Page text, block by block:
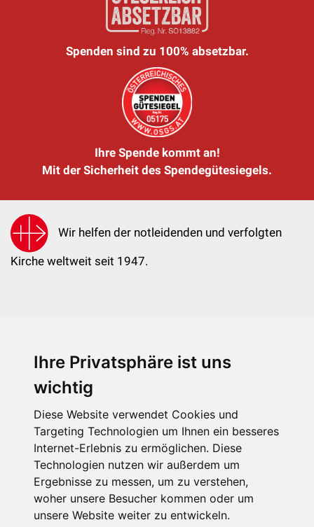
Ihre Privatsphäre ist uns
wichtig
Diese Website verwendet Cookies und
Targeting Technologien um Ihnen ein besseres
Internet-Erlebnis zu ermöglichen. Diese
Technologien nutzen wir außerdem um
Ergebnisse zu messen, um zu verstehen,
woher unsere Besucher kommen oder um
unsere Website weiter zu entwickeln.
Spenden sind zu 100% absetzbar.
Ihre Spende kommt an!
Mit der Sicherheit des Spendegütesiegels.
Wir helfen der notleidenden und verfolgten
Kirche weltweit seit 1947.
KIRCHE IN NOT - Österreich
kin@kircheinnot.at
KIN weltweit